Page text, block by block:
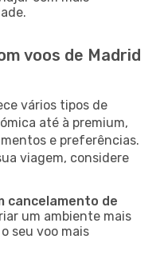
voos de Madrid
vários tipos de
até à premium,
e preferências.
viagem, considere
cancelamento de
um ambiente mais
seu voo mais